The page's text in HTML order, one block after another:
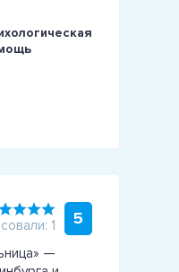
1 5
—